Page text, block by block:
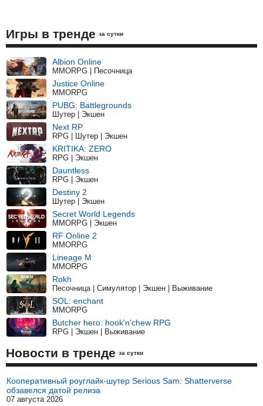
Игры в тренде за сутки
Albion Online
MMORPG | Песочница
Justice Online
MMORPG
PUBG: Battlegrounds
Шутер | Экшен
Next RP
RPG | Шутер | Экшен
KRITIKA: ZERO
RPG | Экшен
Dauntless
RPG | Экшен
Destiny 2
Шутер | Экшен
Secret World Legends
MMORPG | Экшен
RF Online 2
MMORPG
Lineage M
MMORPG
Rokh
Песочница | Симулятор | Экшен | Выживание
SOL: enchant
MMORPG
Butcher hero: hook'n'chew RPG
RPG | Экшен | Выживание
Новости в тренде за сутки
Кооперативный роуглайк-шутер Serious Sam: Shatterverse
обзавелся датой релиза
07 августа 2026